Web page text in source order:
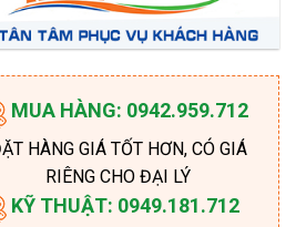
MUA HÀNG: 0942.959.712
HÀNG GIÁ TỐT HƠN, CÓ GIÁ
RIÊNG CHO ĐẠI LÝ
KỸ THUẬT: 0949.181.712